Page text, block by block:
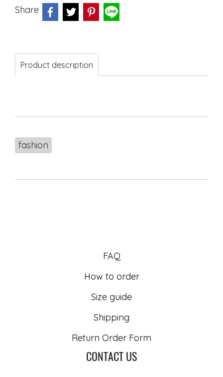
Share
Product description
fashion
FAQ
How to order
Size guide
Shipping
Return Order Form
CONTACT US